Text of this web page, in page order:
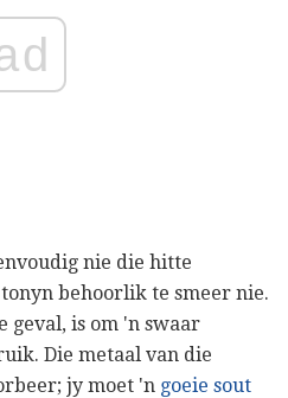
nie die hitte
behoorlik te smeer nie.
geval, is om 'n swaar
Die metaal van die
jy moet 'n goeie sout